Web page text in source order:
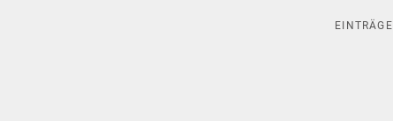
EINTRÄGE